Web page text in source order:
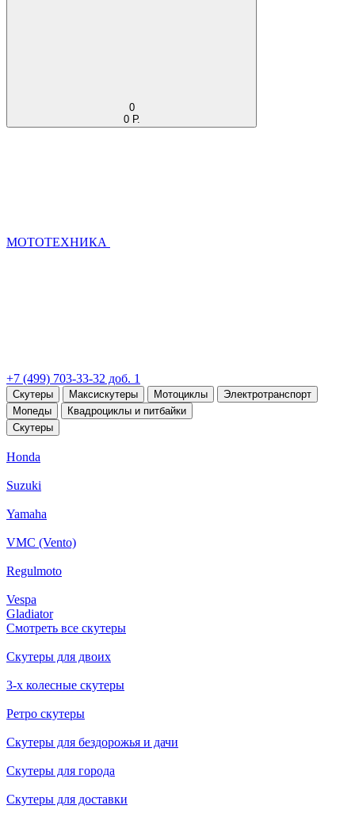
0
0 Р.
МОТОТЕХНИКА
+7 (499) 703-33-32 доб. 1
Скутеры Максискутеры Мотоциклы
Электротранспорт
Мопеды
Квадроциклы и питбайки
Скутеры
Honda
Suzuki
Yamaha
VMC (Vento)
Regulmoto
Vespa
Gladiator
Смотреть все скутеры
Скутеры для двоих
3-х колесные скутеры
Ретро скутеры
Скутеры для бездорожья и дачи
Скутеры для города
Скутеры для доставки